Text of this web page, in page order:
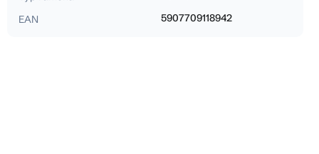
EAN
5907709118942